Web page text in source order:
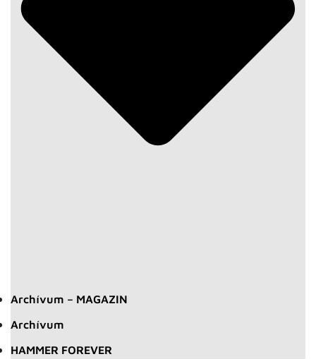
Archívum – MAGAZIN
Archívum
HAMMER FOREVER